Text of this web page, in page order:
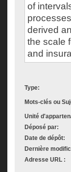
of
derived
the scale
and
Type:
Mots-clés ou
Unité
Déposé par:
Date de dépôt:
Dernière
Adresse URL :